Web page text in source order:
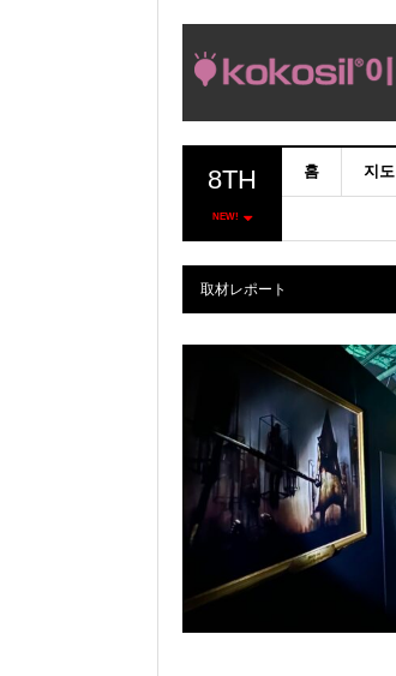
8TH
NEW!
홈 지도
取材レポート